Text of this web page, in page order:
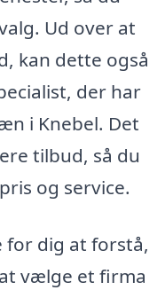
Ud over at
kan dette også
der har
i Knebel. Det
tilbud, så du
og service.
for dig at forstå,
vælge et firma